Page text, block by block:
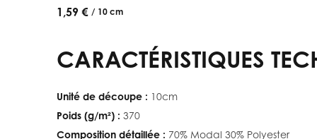
1,59 € / 10 cm
CARACTÉRISTIQUES
Unité de découpe : 10cm
Poids (g/m²) : 370
Composition détaillée : 70% Modal 30% Polyester